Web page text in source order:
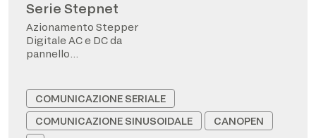
Serie Stepnet
Azionamento Stepper
Digitale AC e DC da
pannello
COMUNICAZIONE SERIALE
COMUNICAZIONE SINUSOIDALE
CANOPEN